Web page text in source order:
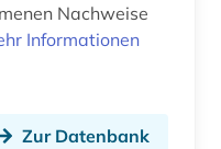
Nachweise
Informationen
Zur Datenbank